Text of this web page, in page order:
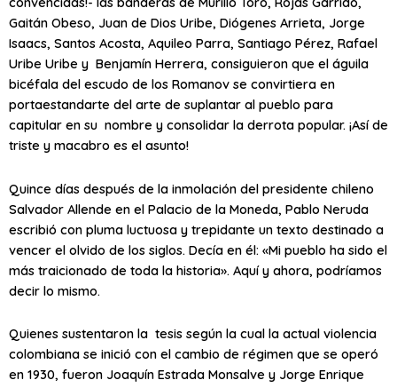
Gaitán Obeso, Juan de Dios Uribe, Diógenes Arrieta, Jorge
Isaacs, Santos Acosta, Aquileo Parra, Santiago Pérez, Rafael
Uribe Uribe y Benjamín Herrera, consiguieron que el águila
bicéfala del escudo de los Romanov se convirtiera en
portaestandarte del arte de suplantar al pueblo para
capitular en su nombre y consolidar la derrota popular. ¡Así de
triste y macabro es el asunto!
Quince días después de la inmolación del presidente chileno
Salvador Allende en el Palacio de la Moneda, Pablo Neruda
escribió con pluma luctuosa y trepidante un texto destinado a
vencer el olvido de los siglos. Decía en él: «Mi pueblo ha sido el
más traicionado de toda la historia». Aquí y ahora, podríamos
decir lo mismo.
Quienes sustentaron la tesis según la cual la actual violencia
colombiana se inició con el cambio de régimen que se operó
en 1930, fueron Joaquín Estrada Monsalve y Jorge Enrique